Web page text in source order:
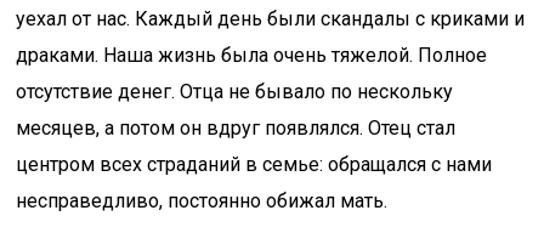
уехал от нас. Каждый день были скандалы с криками и
драками. Наша жизнь была очень тяжелой. Полное
отсутствие денег. Отца не бывало по нескольку
месяцев, а потом он вдруг появлялся. Отец стал
центром всех страданий в семье: обращался с нами
несправедливо, постоянно обижал мать.